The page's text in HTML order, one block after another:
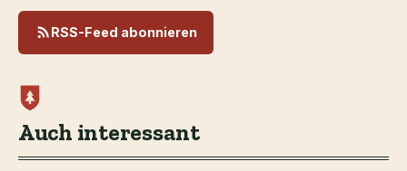
RSS-Feed abonnieren
Auch interessant